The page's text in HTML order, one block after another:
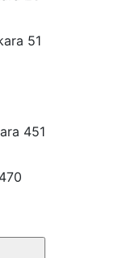
51
451